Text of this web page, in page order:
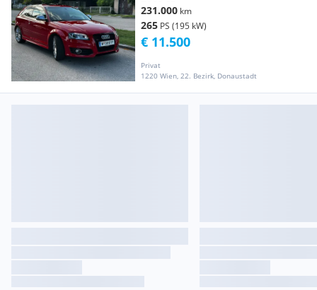
231.000 km
265 PS (195 kW)
Privat
1220 Wien, 22. Bezirk, Donaustadt
€ 11.500